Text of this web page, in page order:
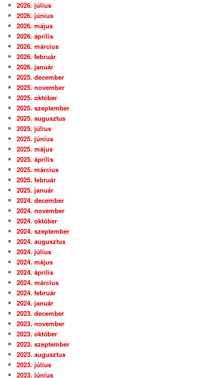
2026. július
2026. június
2026. május
2026. április
2026. március
2026. február
2026. január
2025. december
2025. november
2025. október
2025. szeptember
2025. augusztus
2025. július
2025. június
2025. május
2025. április
2025. március
2025. február
2025. január
2024. december
2024. november
2024. október
2024. szeptember
2024. augusztus
2024. július
2024. május
2024. április
2024. március
2024. február
2024. január
2023. december
2023. november
2023. október
2023. szeptember
2023. augusztus
2023. július
2023. június